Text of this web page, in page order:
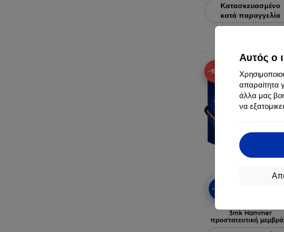
Αυτός ο
απαραίτητα
άλλα μας
να
Κατασκευασμένο
κατά παραγγελία
Διαθέσιμο 3 τεμ
-10%
-10%
3mk Hammer
προστατευτική